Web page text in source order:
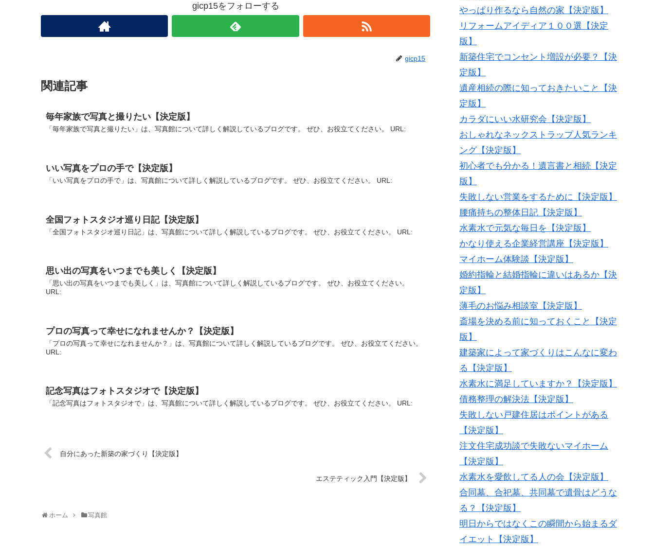
gicp15をフォローする
gicp15
関連記事
毎年家族で写真と撮りたい【決定版】
「毎年家族で写真と撮りたい」は、写真館について詳しく解説しているブログです。 ぜひ、お役立てください。 URL:
いい写真をプロの手で【決定版】
「いい写真をプロの手で」は、写真館について詳しく解説しているブログです。 ぜひ、お役立てください。 URL:
全国フォトスタジオ巡り日記【決定版】
「全国フォトスタジオ巡り日記」は、写真館について詳しく解説しているブログです。 ぜひ、お役立てください。 URL:
思い出の写真をいつまでも美しく【決定版】
「思い出の写真をいつまでも美しく」は、写真館について詳しく解説しているブログです。 ぜひ、お役立てください。
URL:
プロの写真って幸せになれませんか？【決定版】
「プロの写真って幸せになれませんか？」は、写真館について詳しく解説しているブログです。 ぜひ、お役立てください。
URL:
記念写真はフォトスタジオで【決定版】
「記念写真はフォトスタジオで」は、写真館について詳しく解説しているブログです。 ぜひ、お役立てください。 URL:
自分にあった新築の家づくり【決定版】
エステティック入門【決定版】
ホーム 写真館
やっぱり作るなら自然の家【決定版】
リフォームアイディア１００選【決定
版】
新築住宅でコンセント増設が必要？【決
定版】
遺産相続の際に知っておきたいこと【決
定版】
カラダにいい水研究会【決定版】
おしゃれなネックストラップ人気ランキ
ング【決定版】
初心者でも分かる！遺言書と相続【決定
版】
失敗しない営業をするために【決定版】
腰痛持ちの整体日記【決定版】
水素水で元気な毎日を【決定版】
かなり使える企業経営講座【決定版】
マイホーム体験談【決定版】
婚約指輪と結婚指輪に違いはあるか【決
定版】
薄毛のお悩み相談室【決定版】
斎場を決める前に知っておくこと【決定
版】
建築家によって家づくりはこんなに変わ
る【決定版】
水素水に満足していますか？【決定版】
債務整理の解決法【決定版】
失敗しない戸建住居はポイントがある
【決定版】
注文住宅成功談で失敗ないマイホーム
【決定版】
水素水を愛飲してる人の会【決定版】
合同墓、合祀墓、共同墓で遺骨はどうな
る？【決定版】
明日からではなくこの瞬間から始まるダ
イエット【決定版】